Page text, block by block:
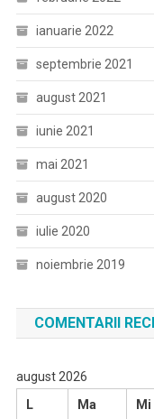
ianuarie 2022
septembrie 2021
august 2021
iunie 2021
mai 2021
august 2020
iulie 2020
noiembrie 2019
COMENTARII
august 2026
L
Ma Mi